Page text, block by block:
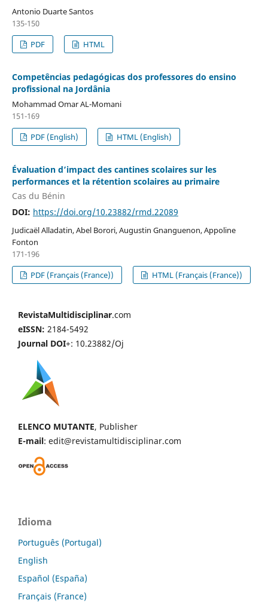
Antonio Duarte Santos
135-150
PDF
HTML
Competências pedagógicas dos professores do ensino
profissional na Jordânia
Mohammad Omar AL-Momani
151-169
PDF (English)
HTML (English)
Évaluation d’impact des cantines scolaires sur les
performances et la rétention scolaires au primaire
Cas du Bénin
DOI: https://doi.org/10.23882/rmd.22089
Judicaël Alladatin, Abel Borori, Augustin Gnanguenon, Appoline
Fonton
171-196
PDF (Français (France))
HTML (Français (France))
RevistaMultidisciplinar.com
eISSN: 2184-5492
Journal DOI+: 10.23882/Oj
ELENCO MUTANTE, Publisher
E-mail: edit@revistamultidisciplinar.com
Idioma
Português (Portugal)
English
Español (España)
Français (France)